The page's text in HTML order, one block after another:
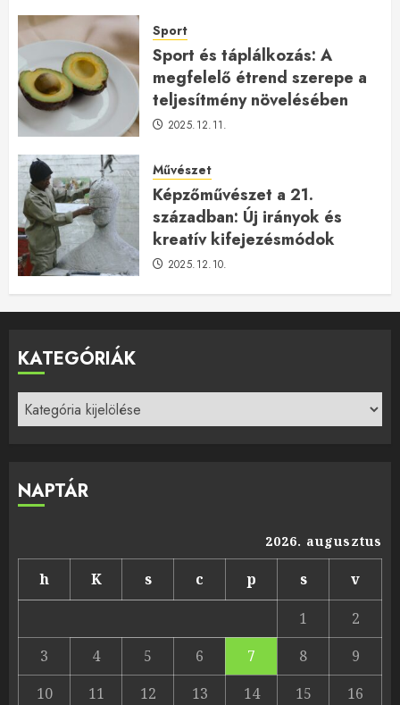
Sport
Sport és táplálkozás: A
megfelelő étrend szerepe a
teljesítmény növelésében
2025.12.11.
Művészet
Képzőművészet a 21.
században: Új irányok és
kreatív kifejezésmódok
2025.12.10.
KATEGÓRIÁK
Kategóriák
NAPTÁR
2026. augusztus
h K s c p s
v
1
2
3
4 5 6 7 8
9
10
11 12 13 14 15 16